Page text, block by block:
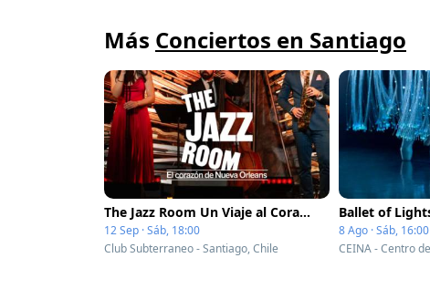
Más Conciertos en Santiago
The Jazz Room Un Viaje al Corazón de Nueva Orleans
12 Sep · Sáb, 18:00
Club Subterraneo - Santiago, Chile
8 Ago · Sáb, 16:00